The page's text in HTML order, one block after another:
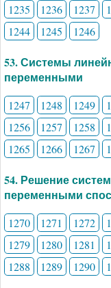
1235 1236 1237
1244
1245 1246
53. Системы
переменными
1247 1248 1249
1256
1257 1258
1265
1266 1267
54. Решение
переменными
1270 1271 1272
1279
1280 1281
1288
1289 1290